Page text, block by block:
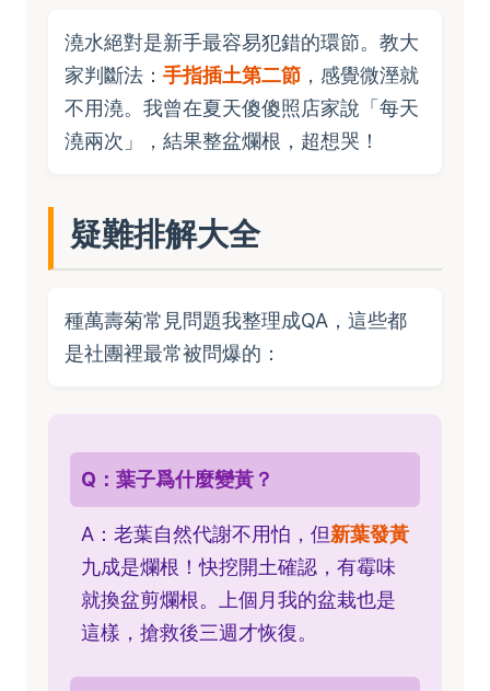
澆水絕對是新手最容易犯錯的環節。教大
家判斷法： 手指插土第二節 ，感覺微溼就
不用澆。我曾在夏天傻傻照店家說「每天
澆兩次」，結果整盆爛根，超想哭！
疑難排解大全
種萬壽菊常見問題我整理成QA，這些都
是社團裡最常被問爆的：
Q：葉子爲什麼變黃？
A：老葉自然代謝不用怕，但新葉發黃
九成是爛根！快挖開土確認，有霉味
就換盆剪爛根。上個月我的盆栽也是
這樣，搶救後三週才恢復。